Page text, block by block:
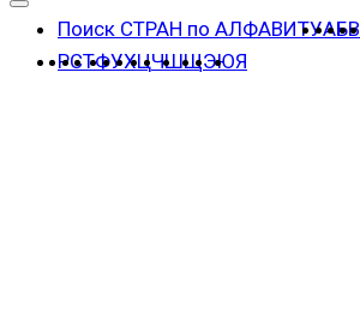
Поиск СТРАН по АЛФАВИТУАБВ
РСТФУХЦЧШЩЭЮЯ